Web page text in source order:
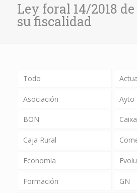
Ley foral 14/2018
su fiscalidad
Todo
Asociación Ayto
BON
Caja Rural
Economía
Formación GN